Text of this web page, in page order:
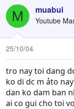
c
i
o
n
M muabui
Youtube
25/10/04
tro nay toi dang
ko di dc m ảto
dan ko dam ban
ai co gui cho toi